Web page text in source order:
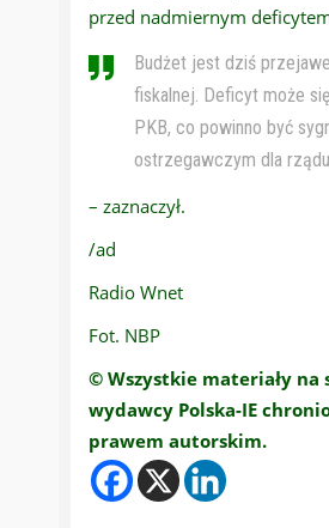
przed nadmiernym
Budżet jest dziś
fiskalnej. Deficyt może
PKB, co powinno być
ostrzegawczym dla rządu
– zaznaczył.
/ad
Radio Wnet
Fot. NBP
© Wszystkie materiały na
wydawcy Polska-IE
prawem autorskim.